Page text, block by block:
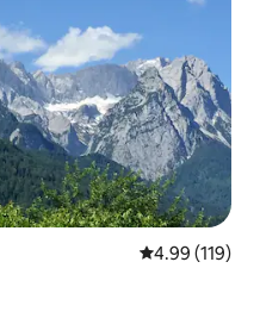
平均评分 4.99
4.99 (119)